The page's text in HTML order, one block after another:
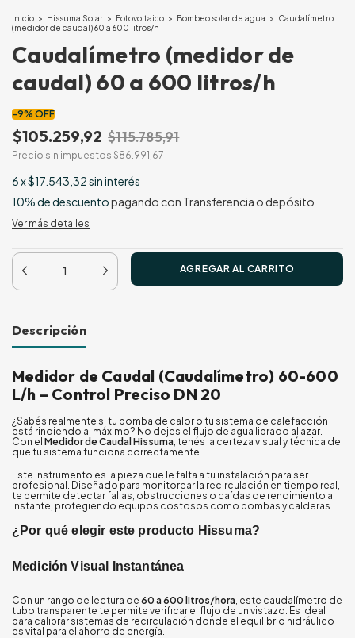
Inicio > Hissuma Solar > Fotovoltaico > Bombeo solar de agua > Caudalímetro
(medidor de caudal) 60 a 600 litros/h
Caudalímetro (medidor de
caudal) 60 a 600 litros/h
-9% OFF
$105.259,92 $115.785,91
Precio sin impuestos $86.991,67
6x$17.543,32sin interés
10% de descuentopagando con Transferencia o depósito
Ver más detalles
Descripción
Medidor de Caudal (Caudalímetro) 60-600
L/h – Control Preciso DN 20
¿Sabés realmente si tu bomba de calor o tu sistema de calefacción
está rindiendo al máximo? No dejes el flujo de agua librado al azar.
Con el Medidor de Caudal Hissuma, tenés la certeza visual y técnica de
que tu sistema funciona correctamente.
Este instrumento es la pieza que le falta a tu instalación para ser
profesional. Diseñado para monitorear la recirculación en tiempo real,
te permite detectar fallas, obstrucciones o caídas de rendimiento al
instante, protegiendo equipos costosos como bombas y calderas.
¿Por qué elegir este producto Hissuma?
Medición Visual Instantánea
Con un rango de lectura de 60 a 600 litros/hora , este caudalímetro de
tubo transparente te permite verificar el flujo de un vistazo. Es ideal
para calibrar sistemas de recirculación donde el equilibrio hidráulico
es vital para el ahorro de energía.